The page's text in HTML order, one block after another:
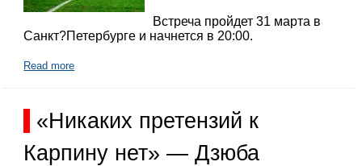
Встреча пройдет 31 марта в
Санкт?Петербурге и начнется в 20:00.
Read more
«Никаких претензий к
Карпину нет» — Дзюба